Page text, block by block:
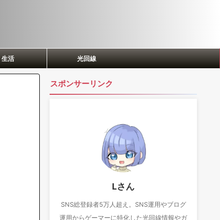
生活 光回線
スポンサーリンク